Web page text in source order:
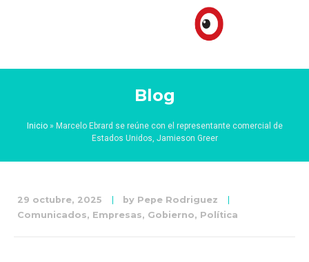
Blog
Inicio» Marcelo Ebrard se reúne con el representante comercial de
Estados Unidos, Jamieson Greer
29 octubre, 2025 by Pepe Rodriguez
Comunicados, Empresas, Gobierno, Política